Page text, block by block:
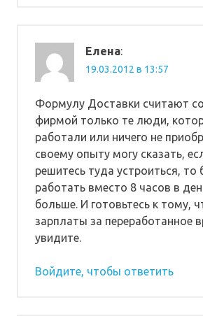
Елена:
19.03.2012 в 13:57
Формулу Доставки считают
фирмой только те люди,
работали или ничего не
своему опыту могу сказать,
решитесь туда устроиться, то
работать вместо 8 часов в
больше. И готовьтесь к тому,
зарплаты за переработанное
увидите.
Войдите, чтобы ответить